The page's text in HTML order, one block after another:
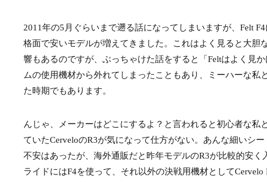
2011年の5月ぐらいまで遡る話になってしまいますが、Felt
格面で安いモデルが増えてきました。これはよく見ると大胆
響もあるのですが、ぶっちゃけた話をすると「Feltはよく見
ムの使用機材から外れてしまったこともあり、ミーハーな
た時期でもあります。
んじゃ、メーカーはどこにするよ？と言われると初心者な
ていたCerveloのR3が気になって仕方がない。あんな細いシ
不安はあったが、海外通販だと昨年モデルのR3が比較的安
ライドにはF4を使って、それ以外の決戦用機材として